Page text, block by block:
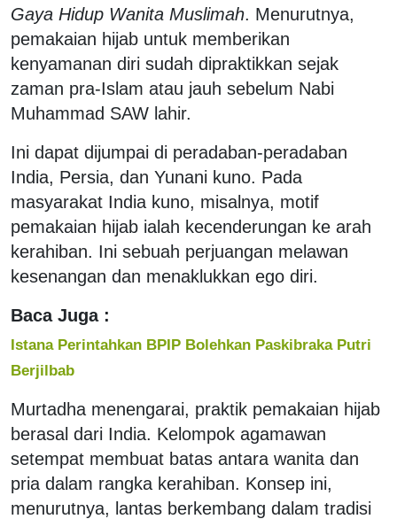
Gaya Hidup Wanita Muslimah. Menurutnya,
pemakaian hijab untuk memberikan
kenyamanan diri sudah dipraktikkan sejak
zaman pra-Islam atau jauh sebelum Nabi
Muhammad SAW lahir.
Ini dapat dijumpai di peradaban-peradaban
India, Persia, dan Yunani kuno. Pada
masyarakat India kuno, misalnya, motif
pemakaian hijab ialah kecenderungan ke arah
kerahiban. Ini sebuah perjuangan melawan
kesenangan dan menaklukkan ego diri.
Baca Juga :
Istana Perintahkan BPIP Bolehkan Paskibraka Putri
Berjilbab
Murtadha menengarai, praktik pemakaian hijab
berasal dari India. Kelompok agamawan
setempat membuat batas antara wanita dan
pria dalam rangka kerahiban. Konsep ini,
menurutnya, lantas berkembang dalam tradisi